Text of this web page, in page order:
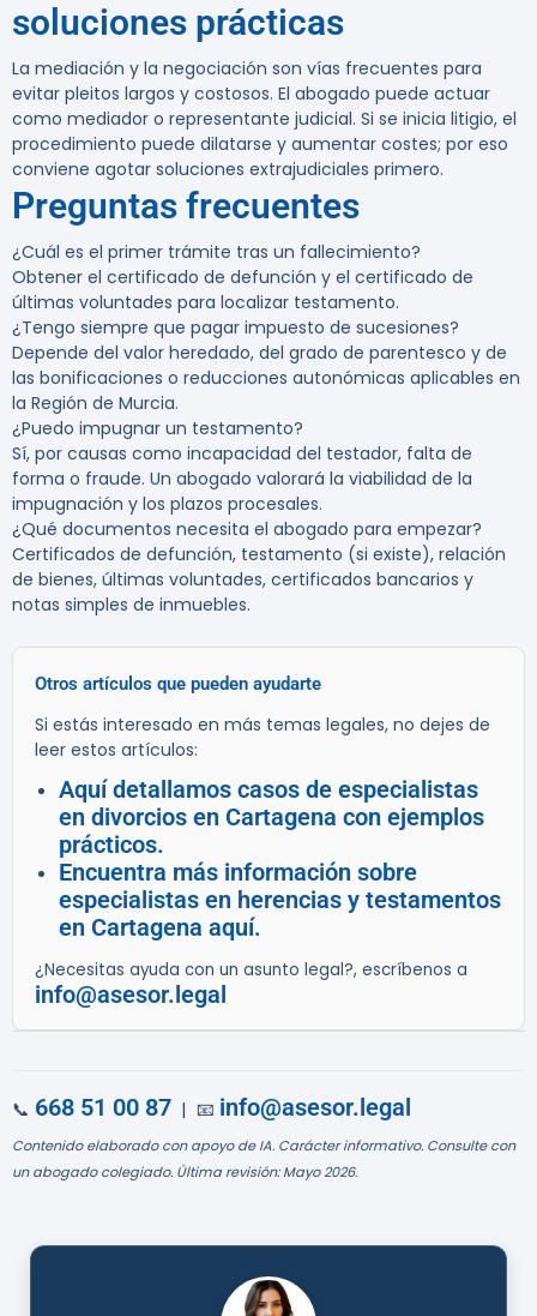
soluciones prácticas
La mediación y la negociación son vías frecuentes para
evitar pleitos largos y costosos. El abogado puede actuar
como mediador o representante judicial. Si se inicia litigio, el
procedimiento puede dilatarse y aumentar costes; por eso
conviene agotar soluciones extrajudiciales primero.
Preguntas frecuentes
¿Cuál es el primer trámite tras un fallecimiento?
Obtener el certificado de defunción y el certificado de
últimas voluntades para localizar testamento.
¿Tengo siempre que pagar impuesto de sucesiones?
Depende del valor heredado, del grado de parentesco y de
las bonificaciones o reducciones autonómicas aplicables en
la Región de Murcia.
¿Puedo impugnar un testamento?
Sí, por causas como incapacidad del testador, falta de
forma o fraude. Un abogado valorará la viabilidad de la
impugnación y los plazos procesales.
¿Qué documentos necesita el abogado para empezar?
Certificados de defunción, testamento (si existe), relación
de bienes, últimas voluntades, certificados bancarios y
notas simples de inmuebles.
Otros artículos que pueden ayudarte
Si estás interesado en más temas legales, no dejes de
leer estos artículos:
Aquí detallamos casos de especialistas
en divorcios en Cartagena con ejemplos
prácticos.
Encuentra más información sobre
especialistas en herencias y testamentos
en Cartagena aquí.
¿Necesitas ayuda con un asunto legal?, escríbenos a
info@asesor.legal
📞 668 51 00 87 | 📧 info@asesor.legal
Contenido elaborado con apoyo de IA. Carácter informativo. Consulte con
un abogado colegiado. Última revisión: Mayo 2026.